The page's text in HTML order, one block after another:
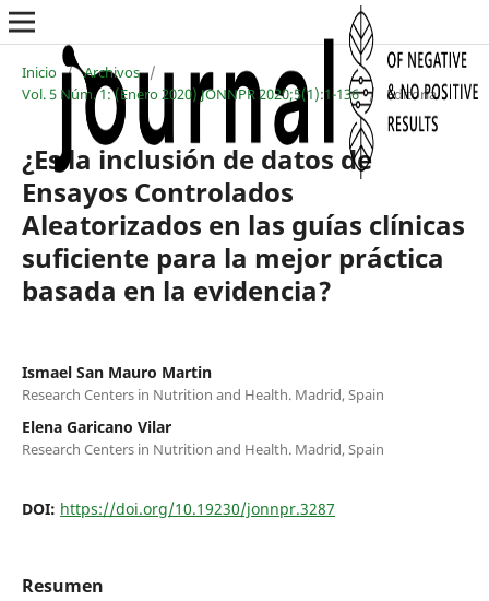
Inicio / Archivos /
Vol. 5 Núm. 1: (Enero 2020) JONNPR 2020;5(1):1-136 / Editorial
¿Es la inclusión de datos de
Ensayos Controlados
Aleatorizados en las guías clínicas
suficiente para la mejor práctica
basada en la evidencia?
Ismael San Mauro Martin
Research Centers in Nutrition and Health. Madrid, Spain
Elena Garicano Vilar
Research Centers in Nutrition and Health. Madrid, Spain
DOI: https://doi.org/10.19230/jonnpr.3287
Resumen